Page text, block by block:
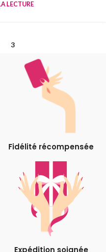
LECTURE
3
Fidélité récompensée
Expédition soignée